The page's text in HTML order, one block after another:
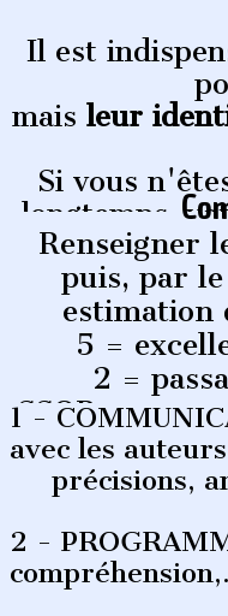
1 -
avec les
précisions,
2 -
Il est
mais leur
Si vous
longtemps,
L'auteur peut
fréquente
jamais
Renseigner
puis, par
estimation
5 =
2 =
SSOP =sans